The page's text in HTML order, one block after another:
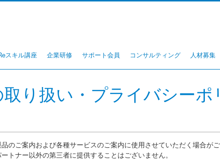
スキル講座 企業研修 サポート会員 コンサルティング 人材募集
り扱い・プライバシーポ
のご案内および各種サービスのご案内に使用させていただく場合が
トナー以外の第三者に提供することはございません。